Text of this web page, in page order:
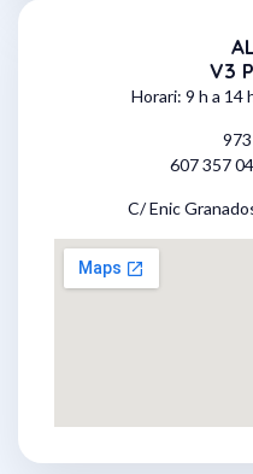
V3
Horari: 9 h a 14
607 357
C/ Enic